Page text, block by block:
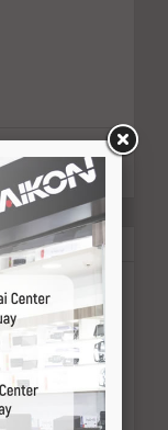
19583